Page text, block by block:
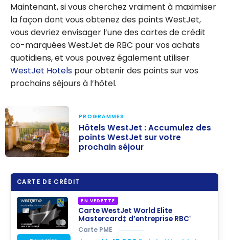
Maintenant, si vous cherchez vraiment à maximiser
la façon dont vous obtenez des points WestJet,
vous devriez envisager l’une des cartes de crédit
co-marquées WestJet de RBC pour vos achats
quotidiens, et vous pouvez également utiliser
WestJet Hotels pour obtenir des points sur vos
prochains séjours à l’hôtel.
WestJet :
Accumulez des
points WestJet
sur votre
prochain séjour
PROGRAMMES
Hôtels WestJet : Accumulez des
points WestJet sur votre
prochain séjour
CARTE DE CRÉDIT
EN VEDETTE
Carte WestJet World Elite
Mastercard‡ d’entreprise RBC®
Carte PME